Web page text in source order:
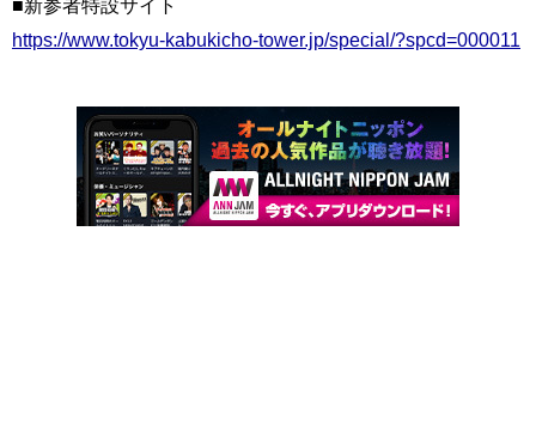
■新参者特設サイト
https://www.tokyu-kabukicho-tower.jp/special/?spcd=000011